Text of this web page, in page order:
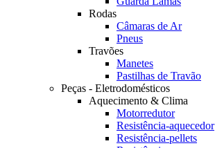
Rodas
Câmaras de Ar
Pneus
Travões
Manetes
Pastilhas de Travão
Peças - Eletrodomésticos
Aquecimento & Clima
Motorredutor
Resistência-aquecedor
Resistência-pellets